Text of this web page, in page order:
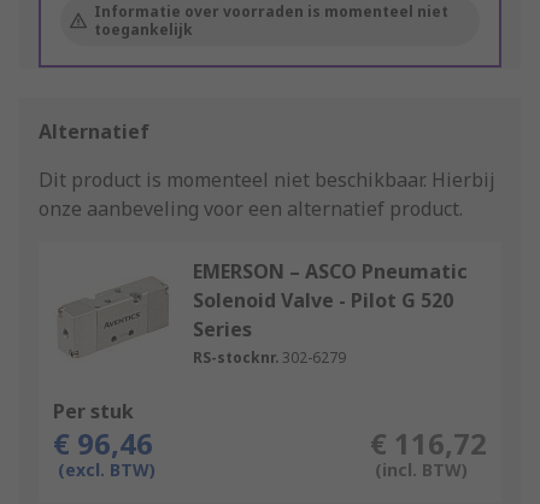
Informatie over voorraden is momenteel niet
toegankelijk
Alternatief
Dit product is momenteel niet beschikbaar. Hierbij
onze aanbeveling voor een alternatief product.
EMERSON – ASCO Pneumatic
Solenoid Valve - Pilot G 520
Series
RS-stocknr. 302-6279
Per stuk
€ 96,46
(excl. BTW)
€ 116,72
(incl. BTW)